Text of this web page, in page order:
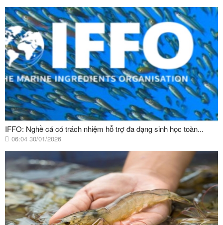
IFFO: Nghề cá có trách nhiệm hỗ trợ đa dạng sinh học toàn...
06:04 30/01/2026